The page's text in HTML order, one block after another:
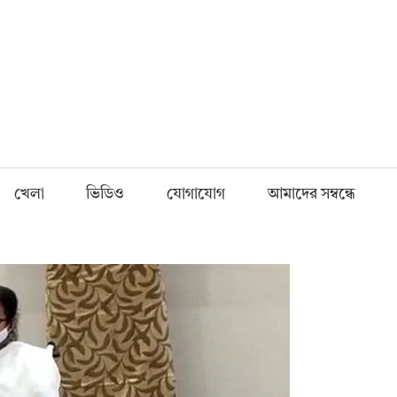
খেলা ভিডিও যোগাযোগ আমাদের সম্বন্ধে